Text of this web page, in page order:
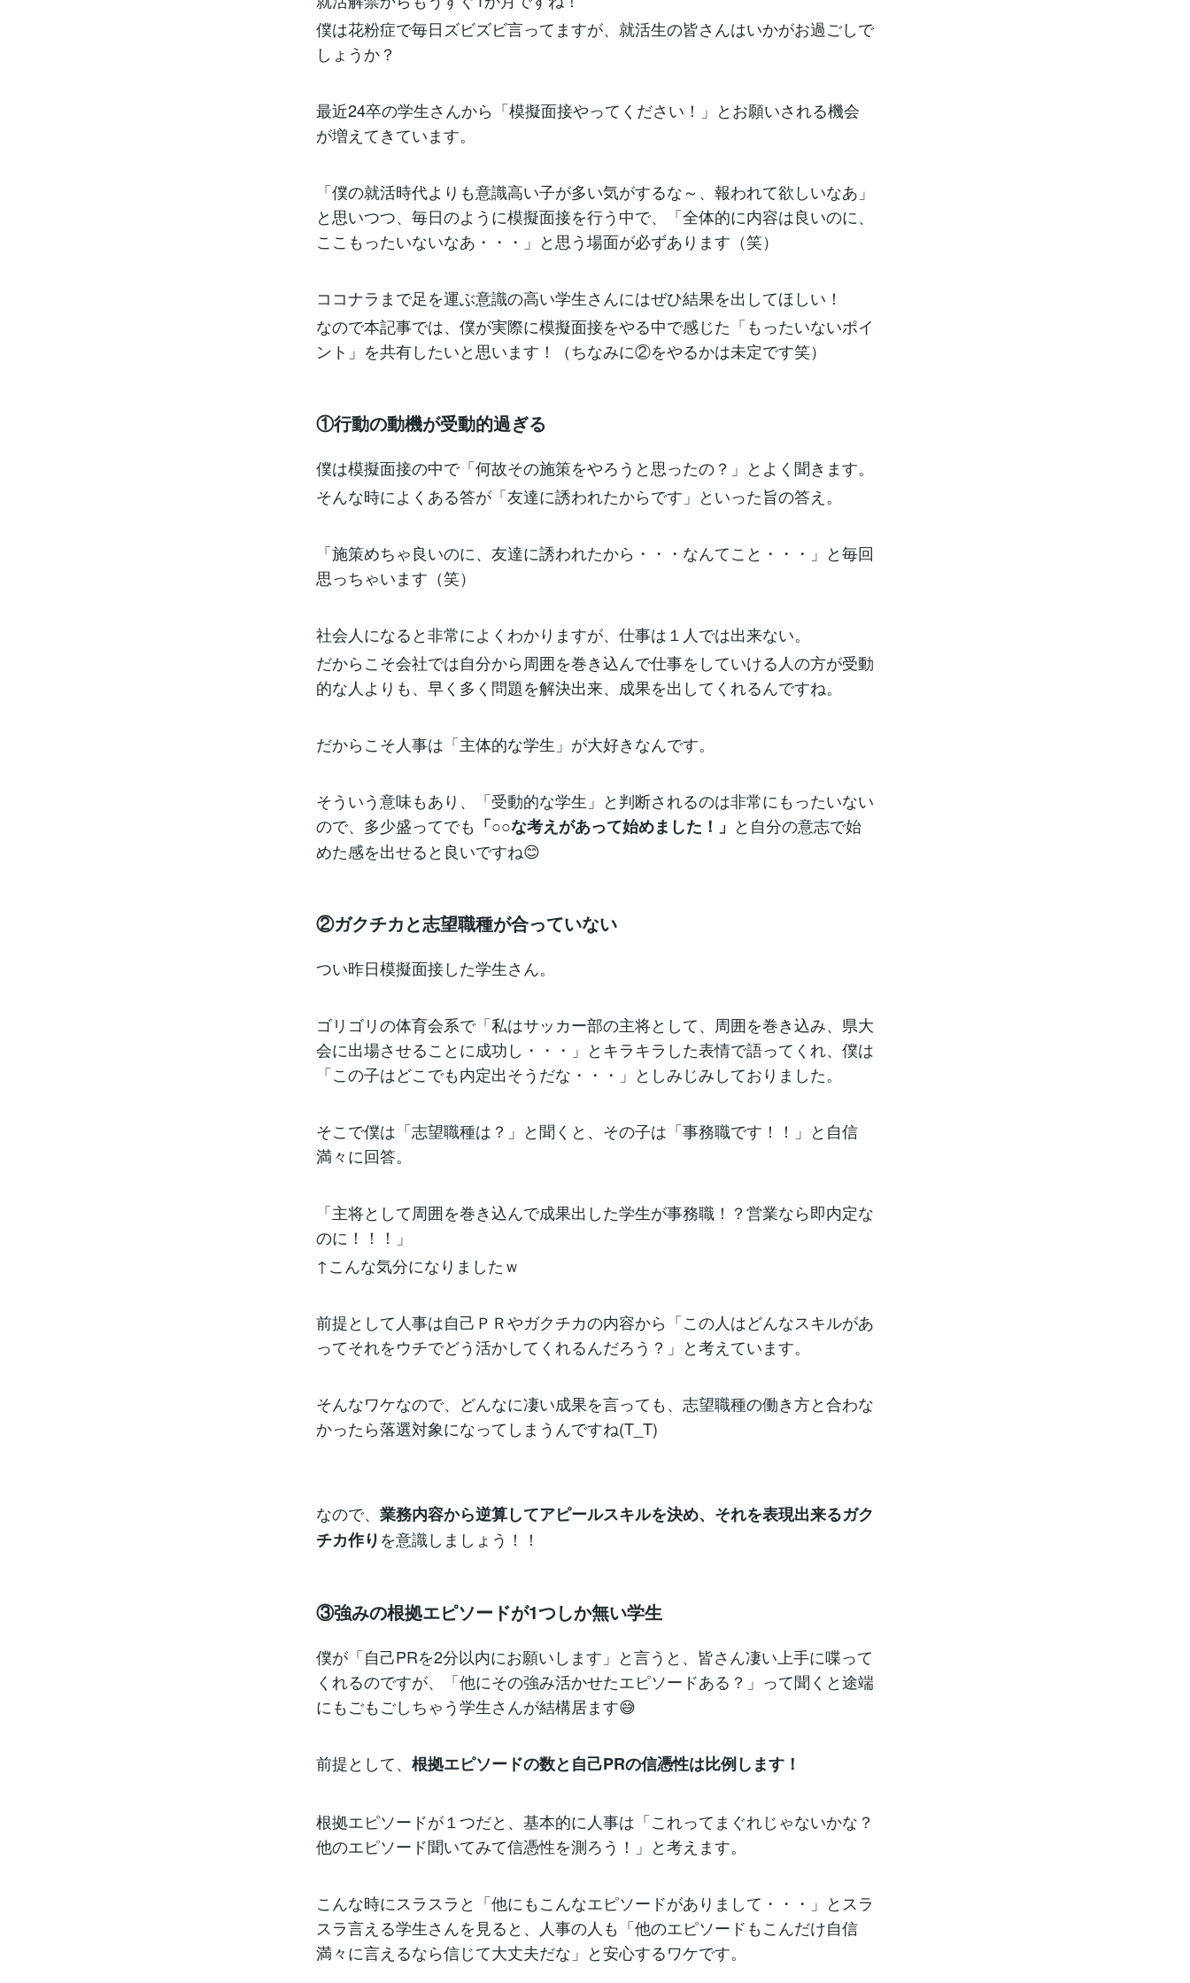
僕は花粉症で毎日ズビズビ言ってますが、就活生の皆さんはいかがお過ごしで
しょうか？
最近24卒の学生さんから「模擬面接やってください！」とお願いされる機会
が増えてきています。
「僕の就活時代よりも意識高い子が多い気がするな～、報われて欲しいなあ」
と思いつつ、毎日のように模擬面接を行う中で、「全体的に内容は良いのに、
ここもったいないなあ・・・」と思う場面が必ずあります（笑）
ココナラまで足を運ぶ意識の高い学生さんにはぜひ結果を出してほしい！
なので本記事では、僕が実際に模擬面接をやる中で感じた「もったいないポイ
ント」を共有したいと思います！（ちなみに②をやるかは未定です笑）
①行動の動機が受動的過ぎる
僕は模擬面接の中で「何故その施策をやろうと思ったの？」とよく聞きます。
そんな時によくある答が「友達に誘われたからです」といった旨の答え。
「施策めちゃ良いのに、友達に誘われたから・・・なんてこと・・・」と毎回
思っちゃいます（笑）
社会人になると非常によくわかりますが、仕事は１人では出来ない。
だからこそ会社では自分から周囲を巻き込んで仕事をしていける人の方が受動
的な人よりも、早く多く問題を解決出来、成果を出してくれるんですね。
だからこそ人事は「主体的な学生」が大好きなんです。
そういう意味もあり、「受動的な学生」と判断されるのは非常にもったいない
ので、多少盛ってでも 「○○な考えがあって始めました！」 と自分の意志で始
めた感を出せると良いですね😊
②ガクチカと志望職種が合っていない
つい昨日模擬面接した学生さん。
ゴリゴリの体育会系で「私はサッカー部の主将として、周囲を巻き込み、県大
会に出場させることに成功し・・・」とキラキラした表情で語ってくれ、僕は
「この子はどこでも内定出そうだな・・・」としみじみしておりました。
そこで僕は「志望職種は？」と聞くと、その子は「事務職です！！」と自信
満々に回答。
「主将として周囲を巻き込んで成果出した学生が事務職！？営業なら即内定な
のに！！！」
↑こんな気分になりましたｗ
前提として人事は自己ＰＲやガクチカの内容から「この人はどんなスキルがあ
ってそれをウチでどう活かしてくれるんだろう？」と考えています。
そんなワケなので、どんなに凄い成果を言っても、志望職種の働き方と合わな
かったら落選対象になってしまうんですね(T_T)
なので、 業務内容から逆算してアピールスキルを決め、それを表現出来るガク
チカ作りを意識しましょう！！
③強みの根拠エピソードが1つしか無い学生
僕が「自己PRを2分以内にお願いします」と言うと、皆さん凄い上手に喋って
くれるのですが、「他にその強み活かせたエピソードある？」って聞くと途端
にもごもごしちゃう学生さんが結構居ます😅
前提として、 根拠エピソードの数と自己PRの信憑性は比例します！
根拠エピソードが１つだと、基本的に人事は「これってまぐれじゃないかな？
他のエピソード聞いてみて信憑性を測ろう！」と考えます。
こんな時にスラスラと「他にもこんなエピソードがありまして・・・」とスラ
スラ言える学生さんを見ると、人事の人も「他のエピソードもこんだけ自信
満々に言えるなら信じて大丈夫だな」と安心するワケです。